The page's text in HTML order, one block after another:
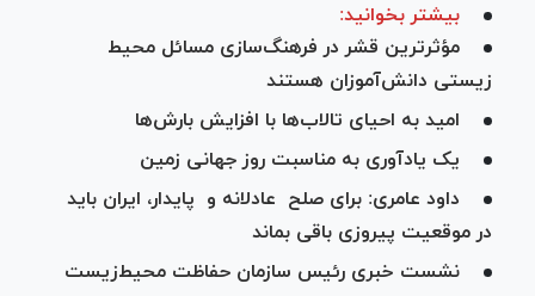
بیشتر بخوانید:
مؤثرترین قشر در فرهنگ‌سازی مسائل محیط
زیستی دانش‌آموزان هستند
امید به احیای تالاب‌ها با افزایش بارش‌ها
یک یادآوری به مناسبت روز جهانی زمین
داود عامری: برای صلح عادلانه و پایدار، ایران باید
در موقعیت پیروزی باقی بماند
نشست خبری رئیس سازمان حفاظت محیط‌زیست